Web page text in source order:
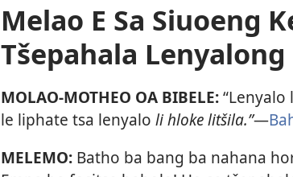
Melao E Sa Siuoeng
Tšepahala Lenyalong
MOLAO-MOTHEO OA BIBELE:“Lenyalo
le liphate tsa lenyalo li hloke litšila.”—
MELEMO: Batho ba bang ba nahana